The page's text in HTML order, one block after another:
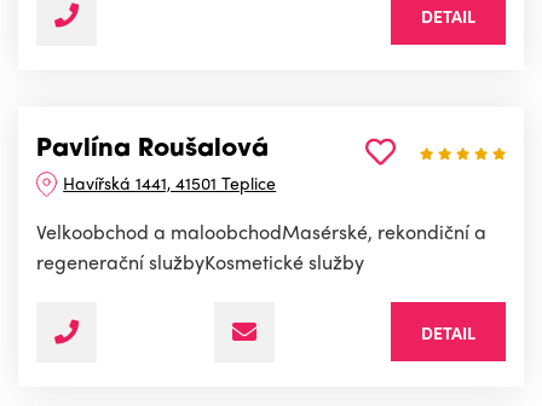
DETAIL
Pavlína Roušalová
Havířská 1441, 41501 Teplice
Velkoobchod a maloobchodMasérské, rekondiční a
regenerační službyKosmetické služby
DETAIL